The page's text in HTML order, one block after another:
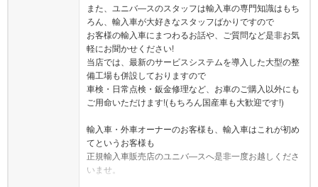
また、ユニバ―スのスタッフは輸入車の専門知識はもち
ろん、輸入車が大好きなスタッフばかりですので
お客様の輸入車にまつわるお話や、ご質問など是非お気
軽にお聞かせください!
当店では、最新のサービスシステムを導入した大型の整
備工場も併設しておりますので
車検・日常点検・鈑金修理など、お車のご購入以外にも
ご用命いただけます!(もちろん国産車も大歓迎です!)
輸入車・外車オーナーのお客様も、輸入車はこれが初め
てというお客様も
正規輸入車販売店のユニバ―スへ是非一度お越しくださ
いませ。